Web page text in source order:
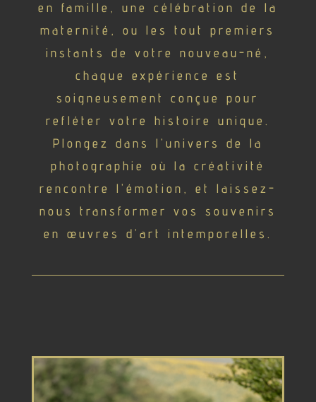
en famille, une célébration de la
maternité, ou les tout premiers
instants de votre nouveau-né,
chaque expérience est
soigneusement conçue pour
refléter votre histoire unique.
Plongez dans l’univers de la
photographie où la créativité
rencontre l’émotion, et laissez-
nous transformer vos souvenirs
en œuvres d’art intemporelles.